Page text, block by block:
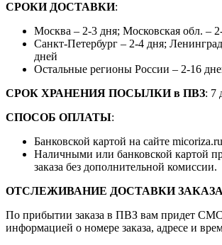
СРОКИ ДОСТАВКИ:
Москва – 2-3 дня; Московская обл. –
Санкт-Петербург – 2-4 дня;
дней
Остальные регионы России – 2-16
СРОК ХРАНЕНИЯ ПОСЫЛКИ в ПВЗ: 7
СПОСОБ ОПЛАТЫ:
Банковской картой на сайте
Наличными или банковской картой
заказа без дополнительной комиссии.
ОТСЛЕЖИВАНИЕ ДОСТАВКИ ЗАКАЗА
По прибытии заказа в ПВЗ вам придет
информацией о номере заказа, адресе и